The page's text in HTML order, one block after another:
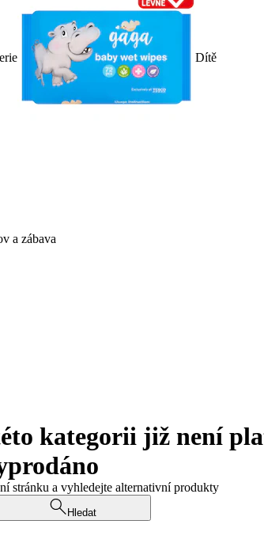
Dítě
a zábava
kategorii již není
stránku a vyhledejte alternativní produkty
Hledat